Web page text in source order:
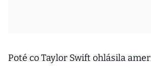
Poté co Taylor Swift ohlásila